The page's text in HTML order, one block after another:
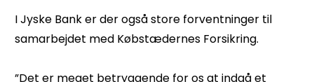
I Jyske Bank er der også store forventninger til
samarbejdet med Købstædernes Forsikring.
”Det er meget betryggende for os at indgå et